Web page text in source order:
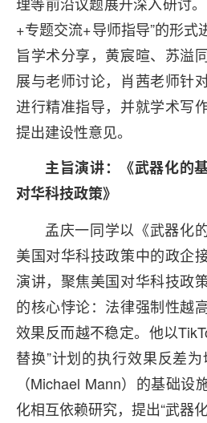
+专题交流+导师指导”的形式
旨学术分享，黄宸暄、苏溢
展与老师讨论，肖茜老师针
进行精准指导，并就学术写
提出建设性意见。
主旨演讲：《武器化的
对华科技政策》
孟庆一同学以《武器
美国对华科技政策中的政企
演讲，聚焦美国对华科技政
的核心悖论：法律强制性越
效果反而越不稳定。他以
替换”计划的执行效果反差
（Michael Mann）的基础
化相互依赖研究，提出“武器